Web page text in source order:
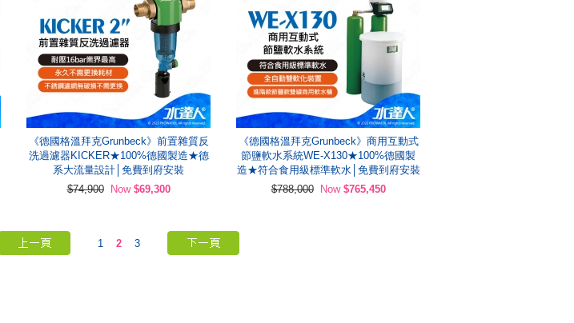
《德國格溫拜克Grunbeck》前置雜質反
洗過濾器KICKER★100%德國製造★德
系大流量設計│免費到府安裝
$74,900
Now $69,300
《德國格溫拜克Grunbeck》商用互動式
節鹽軟水系統WE-X130★100%德國製
造★符合食用級標準軟水│免費到府安裝
$788,000
Now $765,450
1 2 3